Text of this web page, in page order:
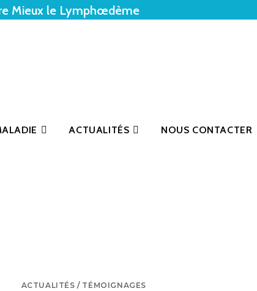
Mieux le Lymphœdème
ACTUALITÉS NOUS CONTACTER
ACTUALITÉS / TÉMOIGNAGES